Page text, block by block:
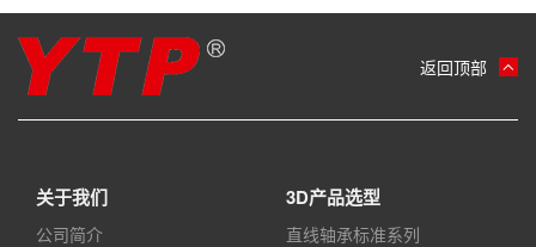
返回顶部
关于我们
公司简介
3D产品选型
直线轴承标准系列